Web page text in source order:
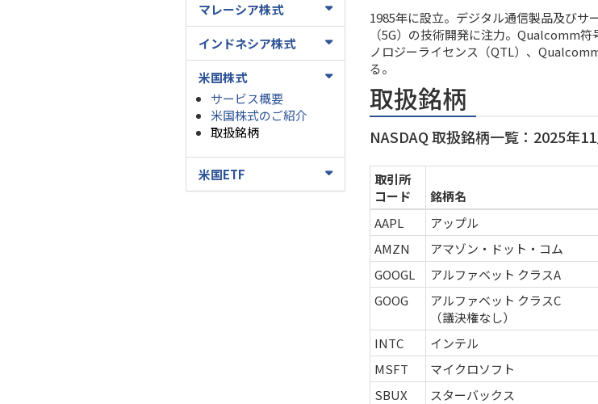
マレーシア株式
インドネシア株式
米国株式
サービス概要
米国株式のご紹介
取扱銘柄
米国ETF
1985年に設立。デジタル通信製品及び
（5G）の技術開発に注力。Qualcomm
ノロジーライセンス（QTL）、
る。
取扱銘柄
NASDAQ 取扱銘柄一覧：2025年
取引所
コード
銘柄名
AAPL
アップル
AMZN
アマゾン・ドット・コム
GOOGL
アルファベット クラスA
GOOG
アルファベット クラスC
（議決権なし）
INTC インテル
MSFT
マイクロソフト
SBUX
スターバックス